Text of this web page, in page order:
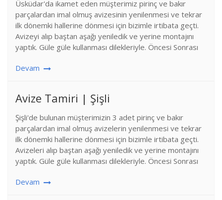
Üsküdar'da ikamet eden müşterimiz pirinç ve bakır
parçalardan imal olmuş avizesinin yenilenmesi ve tekrar
ilk dönemki hallerine dönmesi için bizimle irtibata geçti.
Avizeyi alıp baştan aşağı yeniledik ve yerine montajını
yaptık. Güle güle kullanması dilekleriyle. Öncesi Sonrası
Devam
Avize Tamiri | Şişli
Şişli'de bulunan müşterimizin 3 adet pirinç ve bakır
parçalardan imal olmuş avizelerin yenilenmesi ve tekrar
ilk dönemki hallerine dönmesi için bizimle irtibata geçti.
Avizeleri alıp baştan aşağı yeniledik ve yerine montajını
yaptık. Güle güle kullanması dilekleriyle. Öncesi Sonrası
Devam